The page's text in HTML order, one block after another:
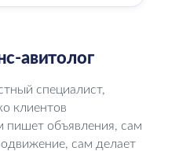
авитолог
специалист,
клиентов
пишет объявления, сам
сам делает